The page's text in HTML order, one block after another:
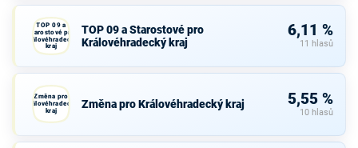
TOP 09 a
Starostové pro
Královéhradecký
kraj
TOP 09 a Starostové pro
Královéhradecký kraj
6,11 %
11 hlasů
Změna pro
Královéhradecký
kraj
Změna pro Královéhradecký kraj 5,55 %
10 hlasů